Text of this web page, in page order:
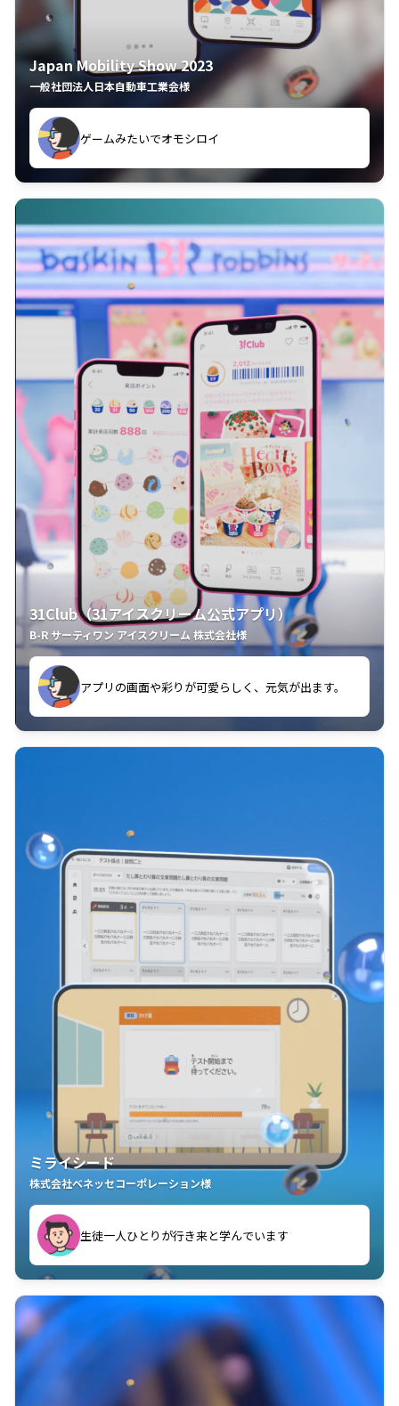
Japan Mobility Show 2023
一般社団法人日本自動車工業会様
ゲームみたいでオモシロイ
久々のモーターショーがアプリでもっと楽しめました
31Club（31アイスクリーム公式アプリ）
B-R サーティワン アイスクリーム 株式会社様
アプリの画面や彩りが可愛らしく、元気が出ます。
クラスごとに特典があるようなので使うのが楽しいで
す。
ミライシード
株式会社ベネッセコーポレーション様
生徒一人ひとりが行き来と学んでいます
教室中の児童生徒が「問題が解けてうれしい」「解く
ことが楽しい」を実感しています